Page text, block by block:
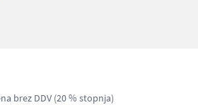
brez DDV (20 % stopnja)